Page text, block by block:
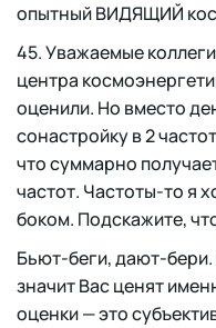
опытный ВИДЯЩИЙ
45. Уважаемые
центра
оценили. Но вместо
сонастройку в 2
что суммарно
частот. Частоты-то я
боком. Подскажите,
Бьют-беги, дают-
значит Вас ценят
оценки — это